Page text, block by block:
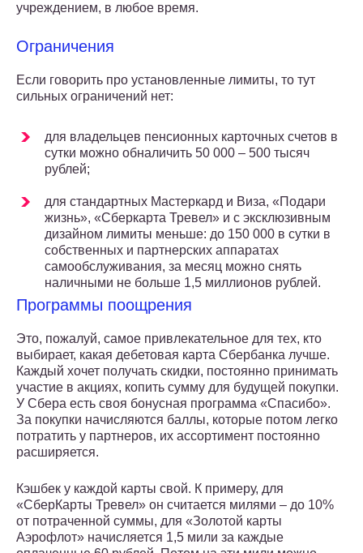
учреждением, в любое время.
Ограничения
Если говорить про установленные лимиты, то тут
сильных ограничений нет:
для владельцев пенсионных карточных счетов в
сутки можно обналичить 50 000 – 500 тысяч
рублей;
для стандартных Мастеркард и Виза, «Подари
жизнь», «Сберкарта Тревел» и с эксклюзивным
дизайном лимиты меньше: до 150 000 в сутки в
собственных и партнерских аппаратах
самообслуживания, за месяц можно снять
наличными не больше 1,5 миллионов рублей.
Программы поощрения
Это, пожалуй, самое привлекательное для тех, кто
выбирает, какая дебетовая карта Сбербанка лучше.
Каждый хочет получать скидки, постоянно принимать
участие в акциях, копить сумму для будущей покупки.
У Сбера есть своя бонусная программа «Спасибо».
За покупки начисляются баллы, которые потом легко
потратить у партнеров, их ассортимент постоянно
расширяется.
Кэшбек у каждой карты свой. К примеру, для
«СберКарты Тревел» он считается милями – до 10%
от потраченной суммы, для «Золотой карты
Аэрофлот» начисляется 1,5 мили за каждые